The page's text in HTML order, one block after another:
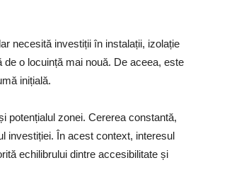
necesită investiții în instalații, izolație
o locuință mai nouă. De aceea, este
inițială.
potențialul zonei. Cererea constantă,
investiției. În acest context, interesul
echilibrului dintre accesibilitate și